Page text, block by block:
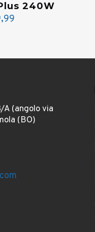
240W
A (angolo via
(BO)